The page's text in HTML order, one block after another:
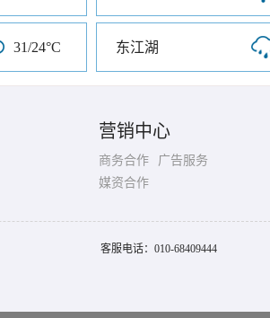
31/24°C 东江湖
营销中心
商务合作
广告服务
媒资合作
客服电话： 010-68409444